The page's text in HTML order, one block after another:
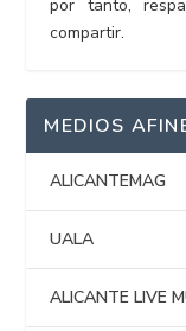
por tanto,
compartir.
MEDIOS
ALICANTEMAG
UALA
ALICANTE LIVE